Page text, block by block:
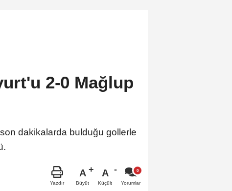
2-0 Mağlup
dakikalarda bulduğu gollerle
Yazdır
A
Büyüt
A
Küçült Yorumlar